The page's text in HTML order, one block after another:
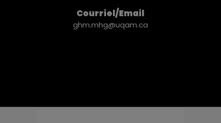
Courriel/Email
ghm.mhg@uqam.ca